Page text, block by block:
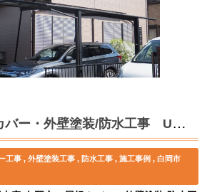
白岡市 屋根カバー・外壁塗装/防水工事 U様邸
工事 外壁塗装工事 防水工事 施工事例
白岡市